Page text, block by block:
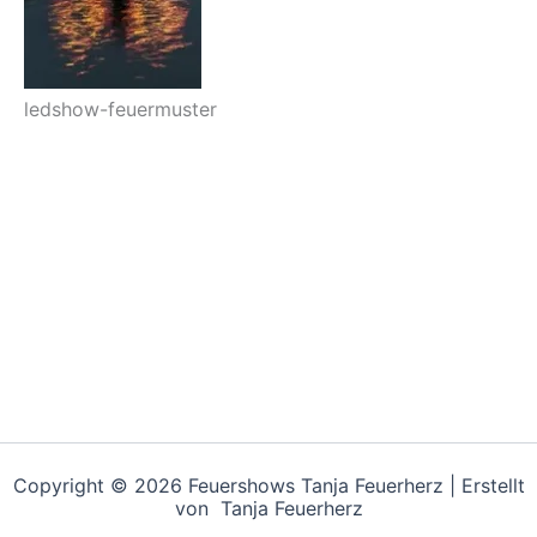
ledshow-feuermuster
Copyright © 2026 Feuershows Tanja Feuerherz | Erstellt
von Tanja Feuerherz